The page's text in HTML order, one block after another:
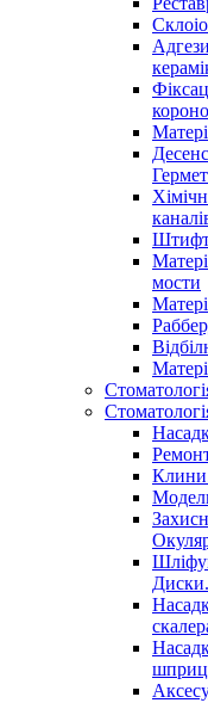
мости
Клини.